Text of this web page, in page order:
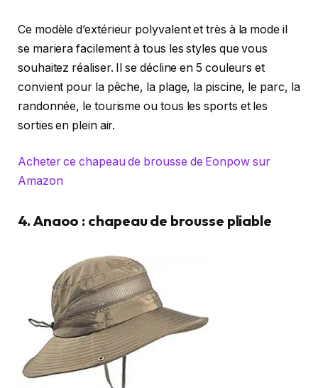
Ce modèle d’extérieur polyvalent et très à la mode il
se mariera facilement à tous les styles que vous
souhaitez réaliser. Il se décline en 5 couleurs et
convient pour la pêche, la plage, la piscine, le parc, la
randonnée, le tourisme ou tous les sports et les
sorties en plein air.
Acheter ce chapeau de brousse de Eonpow sur
Amazon
4. Anaoo : chapeau de brousse pliable